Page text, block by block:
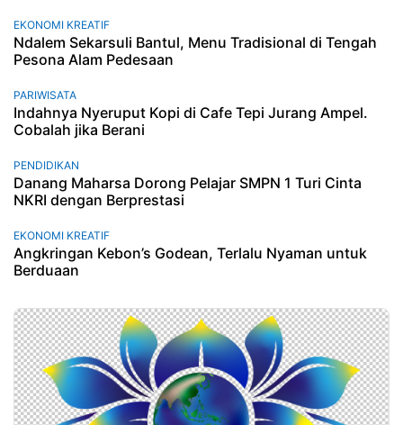
EKONOMI KREATIF
Ndalem Sekarsuli Bantul, Menu Tradisional di Tengah
Pesona Alam Pedesaan
PARIWISATA
Indahnya Nyeruput Kopi di Cafe Tepi Jurang Ampel.
Cobalah jika Berani
PENDIDIKAN
Danang Maharsa Dorong Pelajar SMPN 1 Turi Cinta
NKRI dengan Berprestasi
EKONOMI KREATIF
Angkringan Kebon’s Godean, Terlalu Nyaman untuk
Berduaan